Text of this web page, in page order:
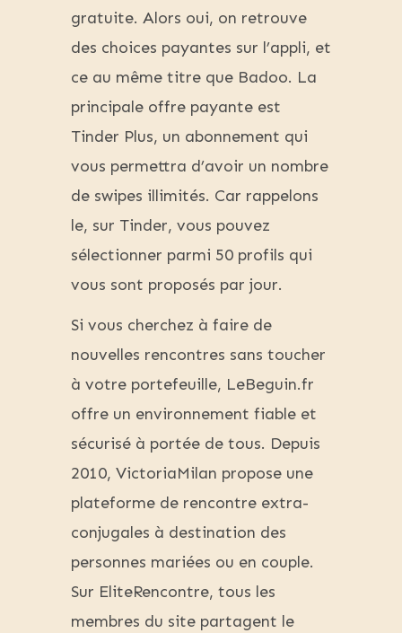
gratuite. Alors oui, on retrouve
des choices payantes sur l’appli, et
ce au même titre que Badoo. La
principale offre payante est
Tinder Plus, un abonnement qui
vous permettra d’avoir un nombre
de swipes illimités. Car rappelons
le, sur Tinder, vous pouvez
sélectionner parmi 50 profils qui
vous sont proposés par jour.
Si vous cherchez à faire de
nouvelles rencontres sans toucher
à votre portefeuille, LeBeguin.fr
offre un environnement fiable et
sécurisé à portée de tous. Depuis
2010, VictoriaMilan propose une
plateforme de rencontre extra-
conjugales à destination des
personnes mariées ou en couple.
Sur EliteRencontre, tous les
membres du site partagent le